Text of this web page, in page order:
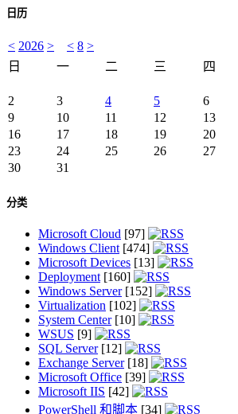
日历
< 2026 > < 8 >
日
一 二 三 四
2
3 4 5 6
9
10 11 12 13
16
17 18 19 20
23
24 25 26 27
30
31
分类
Microsoft Cloud [97]
Windows Client[474]
Microsoft Devices [13]
Deployment[160]
Windows Server[152]
Virtualization [102]
System Center[10]
WSUS [9]
SQL Server[12]
Exchange Server[18]
Microsoft Office [39]
Microsoft IIS [42]
PowerShell 和脚本 [34]